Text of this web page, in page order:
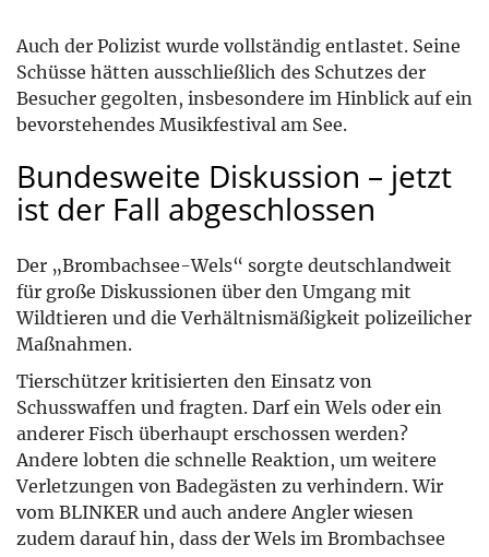
Auch der Polizist wurde vollständig entlastet. Seine
Schüsse hätten ausschließlich des Schutzes der
Besucher gegolten, insbesondere im Hinblick auf ein
bevorstehendes Musikfestival am See.
Bundesweite Diskussion – jetzt
ist der Fall abgeschlossen
Der „Brombachsee-Wels“ sorgte deutschlandweit
für große Diskussionen über den Umgang mit
Wildtieren und die Verhältnismäßigkeit polizeilicher
Maßnahmen.
Tierschützer kritisierten den Einsatz von
Schusswaffen und fragten. Darf ein Wels oder ein
anderer Fisch überhaupt erschossen werden?
Andere lobten die schnelle Reaktion, um weitere
Verletzungen von Badegästen zu verhindern. Wir
vom BLINKER und auch andere Angler wiesen
zudem darauf hin, dass der Wels im Brombachsee